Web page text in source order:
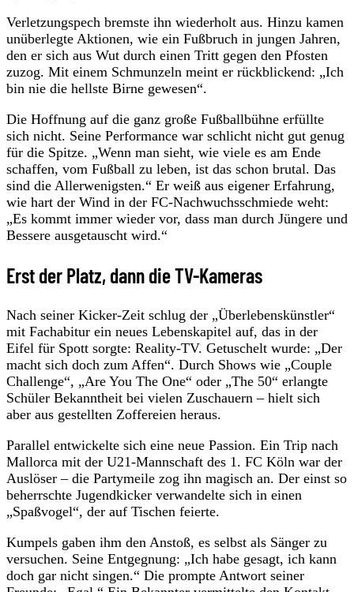
Verletzungspech bremste ihn wiederholt aus. Hinzu kamen
unüberlegte Aktionen, wie ein Fußbruch in jungen Jahren,
den er sich aus Wut durch einen Tritt gegen den Pfosten
zuzog. Mit einem Schmunzeln meint er rückblickend: „Ich
bin nie die hellste Birne gewesen“.
Die Hoffnung auf die ganz große Fußballbühne erfüllte
sich nicht. Seine Performance war schlicht nicht gut genug
für die Spitze. „Wenn man sieht, wie viele es am Ende
schaffen, vom Fußball zu leben, ist das schon brutal. Das
sind die Allerwenigsten.“ Er weiß aus eigener Erfahrung,
wie hart der Wind in der FC-Nachwuchsschmiede weht:
„Es kommt immer wieder vor, dass man durch Jüngere und
Bessere ausgetauscht wird.“
Erst der Platz, dann die TV-Kameras
Nach seiner Kicker-Zeit schlug der „Überlebenskünstler“
mit Fachabitur ein neues Lebenskapitel auf, das in der
Eifel für Spott sorgte: Reality-TV. Getuschelt wurde: „Der
macht sich doch zum Affen“. Durch Shows wie „Couple
Challenge“, „Are You The One“ oder „The 50“ erlangte
Schüler Bekanntheit bei vielen Zuschauern – hielt sich
aber aus gestellten Zoffereien heraus.
Parallel entwickelte sich eine neue Passion. Ein Trip nach
Mallorca mit der U21-Mannschaft des 1. FC Köln war der
Auslöser – die Partymeile zog ihn magisch an. Der einst so
beherrschte Jugendkicker verwandelte sich in einen
„Spaßvogel“, der auf Tischen feierte.
Kumpels gaben ihm den Anstoß, es selbst als Sänger zu
versuchen. Seine Entgegnung: „Ich habe gesagt, ich kann
doch gar nicht singen.“ Die prompte Antwort seiner